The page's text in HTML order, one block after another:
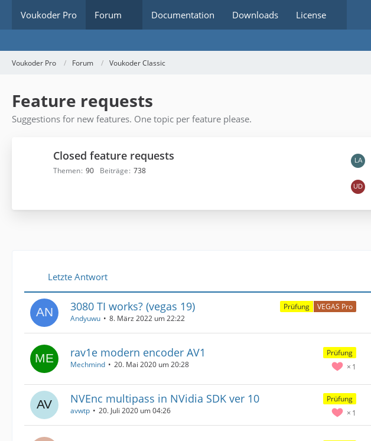
Voukoder Pro Forum Documentation Downloads License
Voukoder Pro Forum Voukoder Classic
Feature requests
Suggestions for new features. One topic per feature please.
Closed feature requests
Themen 90 Beiträge 738
L
e
t
z
t
ä
g
Letzte Antwort
Prüfung VEGAS Pro
3080 TI works? (vegas 19)
Andyuwu 8. März 2022 um 22:22
Prüfung
rav1e modern encoder AV1
1
Mechmind 20. Mai 2020 um 20:28
Prüfung
NVEnc multipass in NVidia SDK ver 10
1
avwtp 20. Juli 2020 um 04:26